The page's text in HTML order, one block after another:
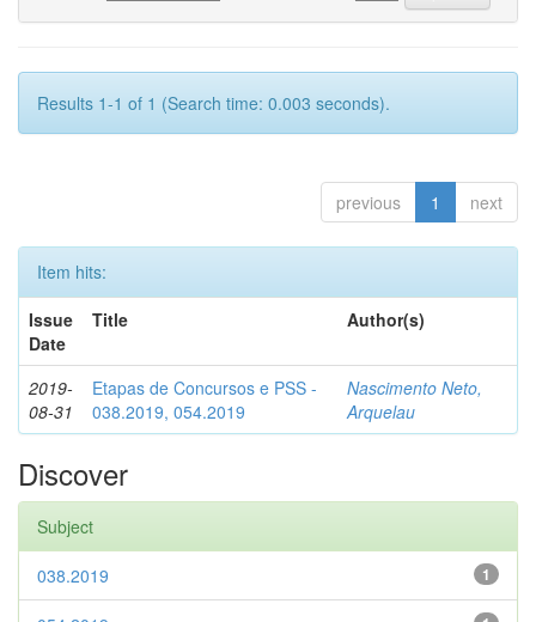
Results 1-1 of 1 (Search time: 0.003 seconds).
previous 1 next
Item hits:
Issue
Date
Title Author(s)
2019-
08-31
Etapas de Concursos e PSS -
038.2019, 054.2019
Nascimento Neto,
Arquelau
Discover
Subject
1
038.2019